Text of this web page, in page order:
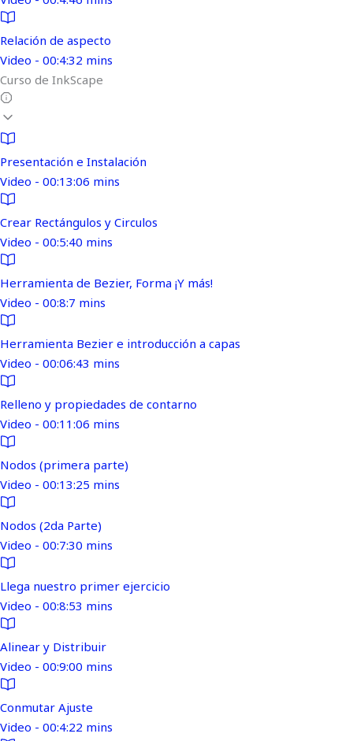
Relación de aspecto
Video - 00:4:32 mins
Curso de InkScape
Presentación e Instalación
Video - 00:13:06 mins
Crear Rectángulos y Circulos
Video - 00:5:40 mins
Herramienta de Bezier, Forma ¡Y más!
Video - 00:8:7 mins
Herramienta Bezier e introducción a capas
Video - 00:06:43 mins
Relleno y propiedades de contarno
Video - 00:11:06 mins
Nodos (primera parte)
Video - 00:13:25 mins
Nodos (2da Parte)
Video - 00:7:30 mins
Llega nuestro primer ejercicio
Video - 00:8:53 mins
Alinear y Distribuir
Video - 00:9:00 mins
Conmutar Ajuste
Video - 00:4:22 mins